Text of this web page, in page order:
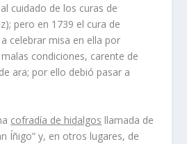
cuidado de los curas de
pero en 1739 el cura de
celebrar misa en ella por
condiciones, carente de
ara; por ello debió pasar a
cofradía de hidalgos llamada de
Íñigo” y, en otros lugares, de